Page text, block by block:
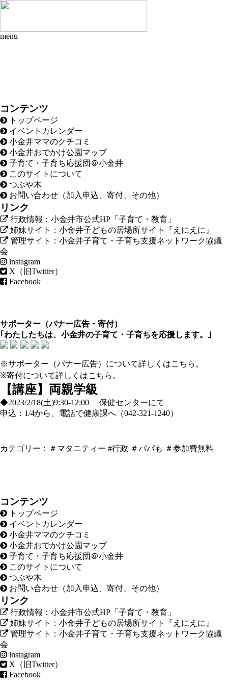
menu
コンテンツ
トップページ
イベントカレンダー
小金井ママのクチコミ
小金井おでかけ公園マップ
子育て・子育ち応援団＠小金井
このサイトについて
つぶや木
お問い合わせ（加入申込、寄付、その他）
リンク
行政情報：小金井市公式HP「子育て・教育」
姉妹サイト：小金井子どもの居場所サイト『えにえに』
管理サイト：小金井子育て・子育ち支援ネットワーク協議
会
instagram
X（旧Twitter）
Facebook
サポーター（バナー広告 ・ 寄付）
｢わたしたちは、小金井の子育て・子育ちを応援します。｣
※サポーター（バナー広告）について詳しくはこちら 。
※寄付について詳しくはこちら 。
【講座】両親学級
◆2023/2/18(土)9:30-12:00 保健センターにて
申込：1/4から、電話で健康課へ（042-321-1240）
カテゴリー： ＃マタニティー #行政 ＃パパも ＃参加費無料
コンテンツ
トップページ
イベントカレンダー
小金井ママのクチコミ
小金井おでかけ公園マップ
子育て・子育ち応援団＠小金井
このサイトについて
つぶや木
お問い合わせ（加入申込、寄付、その他）
リンク
行政情報：小金井市公式HP「子育て・教育」
姉妹サイト：小金井子どもの居場所サイト『えにえに』
管理サイト：小金井子育て・子育ち支援ネットワーク協議
会
instagram
X（旧Twitter）
Facebook